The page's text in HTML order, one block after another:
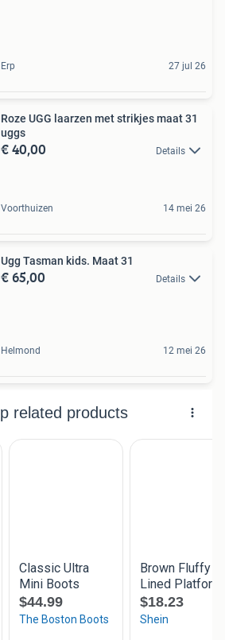
Erp 27 jul 26
Roze UGG laarzen met strikjes maat 31
uggs
€ 40,00 Details
Voorthuizen 14 mei 26
Ugg Tasman kids. Maat 31
€ 65,00 Details
Helmond 12 mei 26